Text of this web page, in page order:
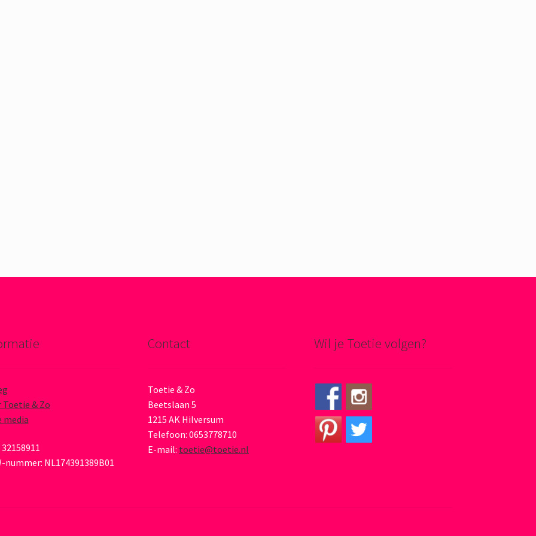
Toetie & Zo
media
nummer: NL174391389B01
Contact
Toetie & Zo
Beetslaan 5
1215 AK Hilversum
Telefoon: 0653778710
E-mail: toetie@toetie.nl
Wil je Toetie volgen?